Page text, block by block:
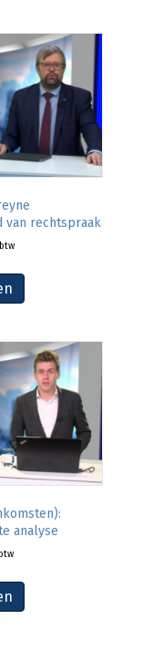
van rechtspraak
analyse